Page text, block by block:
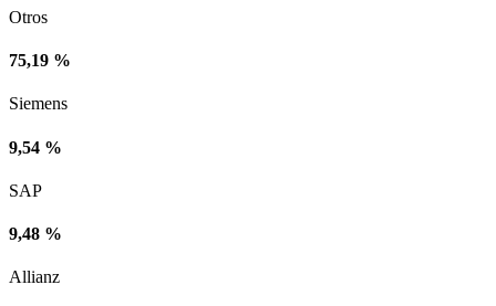
Otros
75,19 %
Siemens
9,54 %
SAP
9,48 %
Allianz